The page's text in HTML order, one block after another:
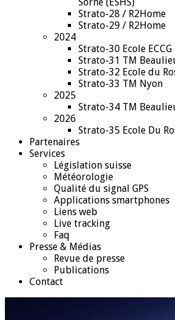
Strato-28 / R2Home
Strato-29 / R2Home
2024
Strato-30 Ecole
Strato-31 TM
Strato-32 Ecole du
Strato-33 TM Nyon
2025
Strato-34 TM
2026
Strato-35 Ecole Du
Partenaires
Services
Législation suisse
Météorologie
Qualité du signal GPS
Applications smartphones
Liens web
Live tracking
Faq
Presse & Médias
Revue de presse
Publications
Contact